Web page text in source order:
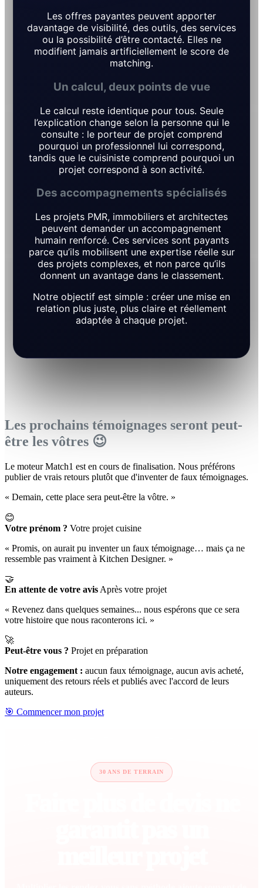
Les offres payantes peuvent apporter
davantage de visibilité, des outils, des services
ou la possibilité d’être contacté. Elles ne
modifient jamais artificiellement le score de
matching.
Un calcul, deux points de vue
Le calcul reste identique pour tous. Seule
l’explication change selon la personne qui le
consulte : le porteur de projet comprend
pourquoi un professionnel lui correspond,
tandis que le cuisiniste comprend pourquoi un
projet correspond à son activité.
Des accompagnements spécialisés
Les projets PMR, immobiliers et architectes
peuvent demander un accompagnement
humain renforcé. Ces services sont payants
parce qu’ils mobilisent une expertise réelle sur
des projets complexes, et non parce qu’ils
donnent un avantage dans le classement.
Notre objectif est simple : créer une mise en
relation plus juste, plus claire et réellement
adaptée à chaque projet.
Les prochains témoignages seront peut-
être les vôtres 😉
Le moteur Match1 est en cours de finalisation. Nous préférons
publier de vrais retours plutôt que d'inventer de faux témoignages.
« Demain, cette place sera peut-être la vôtre. »
😊
Votre prénom ? Votre projet cuisine
« Promis, on aurait pu inventer un faux témoignage… mais ça ne
ressemble pas vraiment à Kitchen Designer. »
🤝
En attente de votre avis Après votre projet
« Revenez dans quelques semaines... nous espérons que ce sera
votre histoire que nous raconterons ici. »
🚀
Peut-être vous ? Projet en préparation
Notre engagement : aucun faux témoignage, aucun avis acheté,
uniquement des retours réels et publiés avec l'accord de leurs
auteurs.
🎯 Commencer mon projet
30 ANS DE TERRAIN